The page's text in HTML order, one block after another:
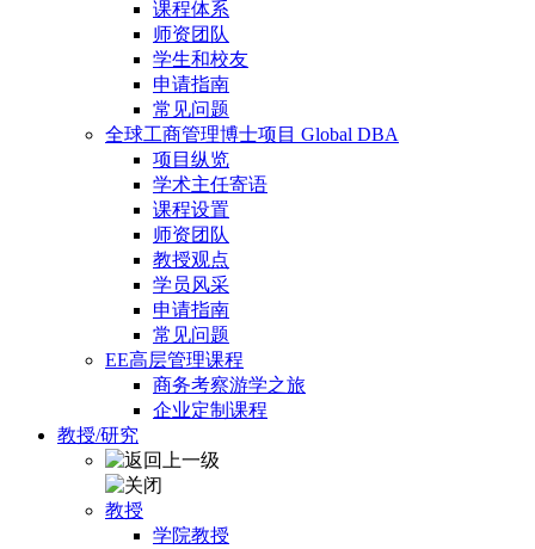
课程体系
师资团队
学生和校友
申请指南
常见问题
全球工商管理博士项目 Global DBA
项目纵览
学术主任寄语
课程设置
师资团队
教授观点
学员风采
申请指南
常见问题
EE高层管理课程
商务考察游学之旅
企业定制课程
教授/研究
教授
学院教授